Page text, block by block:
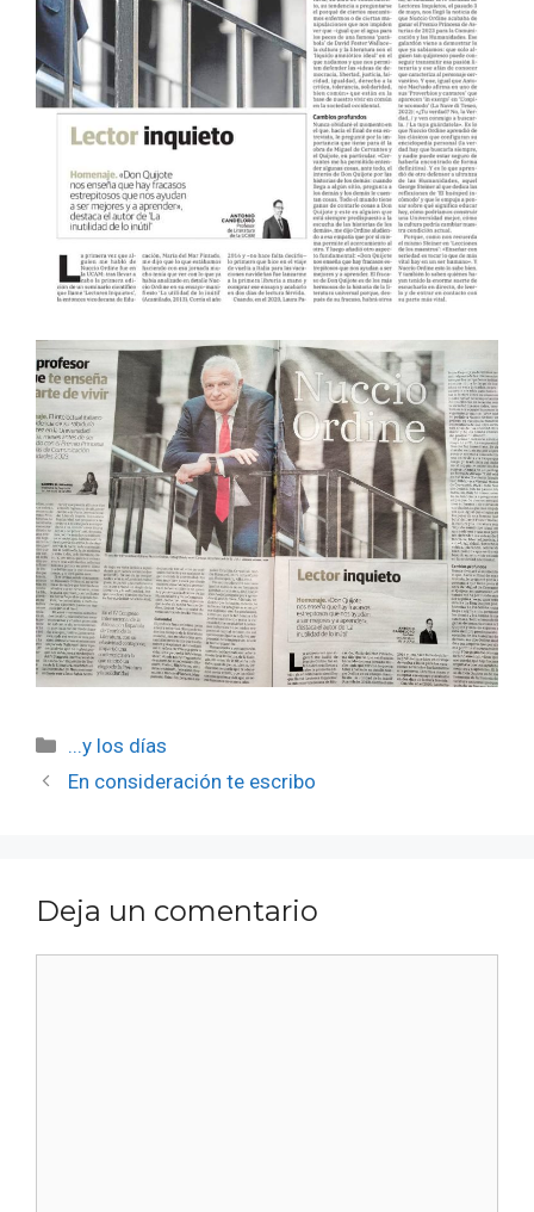
Categorías
...y los días
En consideración te escribo
Deja un comentario